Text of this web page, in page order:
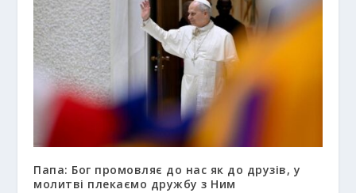
Папа: Бог промовляє до нас як до друзів, у
молитві плекаємо дружбу з Ним